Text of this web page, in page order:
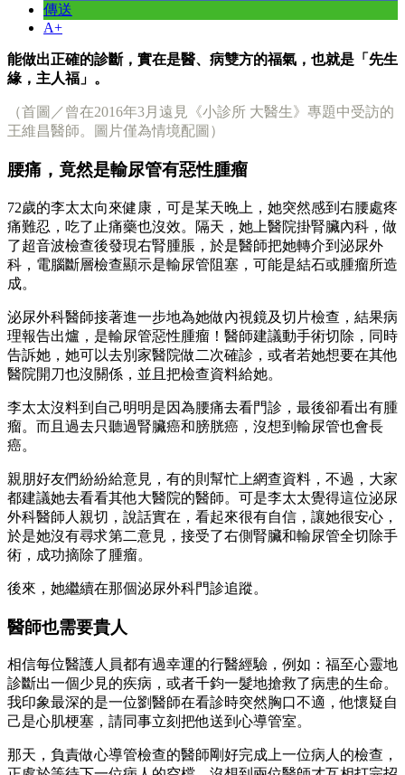
傳送
A+
能做出正確的診斷，實在是醫、病雙方的福氣，也就是「先生
緣，主人福」。
（首圖／曾在2016年3月遠見《小診所 大醫生》專題中受訪的
王維昌醫師。圖片僅為情境配圖）
腰痛，竟然是輸尿管有惡性腫瘤
72歲的李太太向來健康，可是某天晚上，她突然感到右腰處疼
痛難忍，吃了止痛藥也沒效。隔天，她上醫院掛腎臟內科，做
了超音波檢查後發現右腎腫脹，於是醫師把她轉介到泌尿外
科，電腦斷層檢查顯示是輸尿管阻塞，可能是結石或腫瘤所造
成。
泌尿外科醫師接著進一步地為她做內視鏡及切片檢查，結果病
理報告出爐，是輸尿管惡性腫瘤！醫師建議動手術切除，同時
告訴她，她可以去別家醫院做二次確診，或者若她想要在其他
醫院開刀也沒關係，並且把檢查資料給她。
李太太沒料到自己明明是因為腰痛去看門診，最後卻看出有腫
瘤。而且過去只聽過腎臟癌和膀胱癌，沒想到輸尿管也會長
癌。
親朋好友們紛紛給意見，有的則幫忙上網查資料，不過，大家
都建議她去看看其他大醫院的醫師。可是李太太覺得這位泌尿
外科醫師人親切，說話實在，看起來很有自信，讓她很安心，
於是她沒有尋求第二意見，接受了右側腎臟和輸尿管全切除手
術，成功摘除了腫瘤。
後來，她繼續在那個泌尿外科門診追蹤。
醫師也需要貴人
相信每位醫護人員都有過幸運的行醫經驗，例如：福至心靈地
診斷出一個少見的疾病，或者千鈞一髮地搶救了病患的生命。
我印象最深的是一位劉醫師在看診時突然胸口不適，他懷疑自
己是心肌梗塞，請同事立刻把他送到心導管室。
那天，負責做心導管檢查的醫師剛好完成上一位病人的檢查，